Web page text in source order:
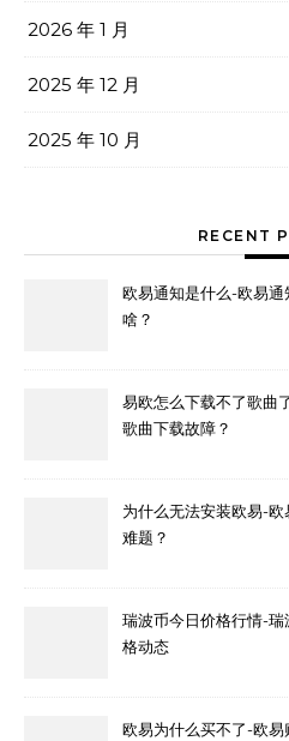
2026 年 1 月
2025 年 12 月
2025 年 10 月
RECENT
欧易通知是什么-欧易通
啥？
易欧怎么下载不了歌曲
歌曲下载故障？
为什么无法安装欧易-欧
难题？
瑞波币今日价格行情-瑞
格动态
欧易为什么买不了-欧易